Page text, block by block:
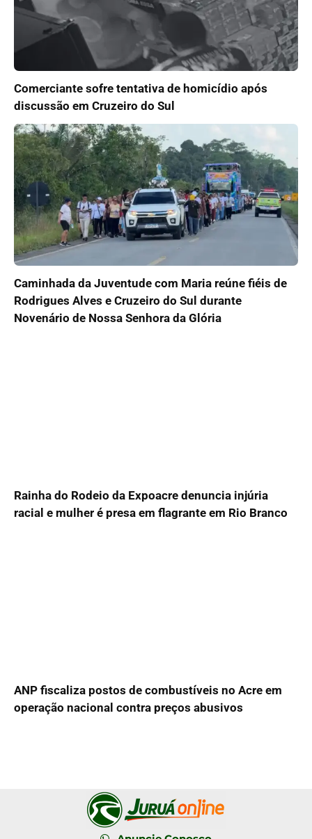
Comerciante sofre tentativa de homicídio após
discussão em Cruzeiro do Sul
Caminhada da Juventude com Maria reúne fiéis de
Rodrigues Alves e Cruzeiro do Sul durante
Novenário de Nossa Senhora da Glória
Rainha do Rodeio da Expoacre denuncia injúria
racial e mulher é presa em flagrante em Rio Branco
ANP fiscaliza postos de combustíveis no Acre em
operação nacional contra preços abusivos